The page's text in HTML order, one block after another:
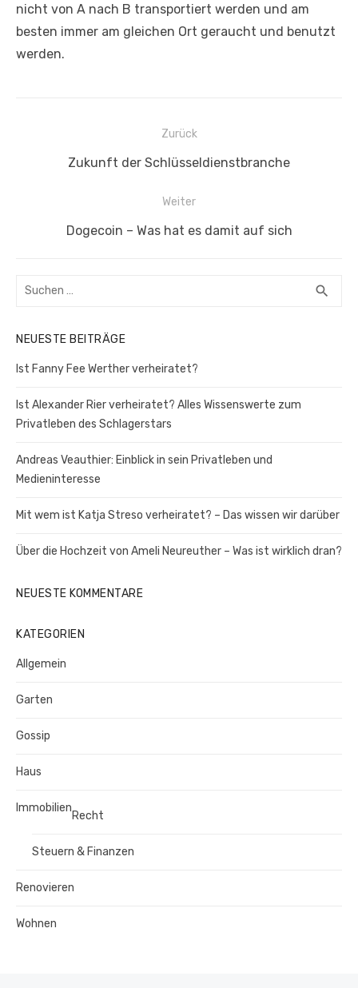
nicht von A nach B transportiert werden und am
besten immer am gleichen Ort geraucht und benutzt
werden.
Beitragsnavigation
Zurück
Vorheriger
Zukunft der Schlüsseldienstbranche
Weiter
Nächster
Dogecoin – Was hat es damit auf sich
Suchen
search
NEUESTE BEITRÄGE
Ist Fanny Fee Werther verheiratet?
Ist Alexander Rier verheiratet? Alles Wissenswerte zum
Privatleben des Schlagerstars
Andreas Veauthier: Einblick in sein Privatleben und
Medieninteresse
Mit wem ist Katja Streso verheiratet? – Das wissen wir darüber
Über die Hochzeit von Ameli Neureuther – Was ist wirklich dran?
NEUESTE KOMMENTARE
KATEGORIEN
Allgemein
Garten
Gossip
Haus
Immobilien
Recht
Steuern & Finanzen
Renovieren
Wohnen